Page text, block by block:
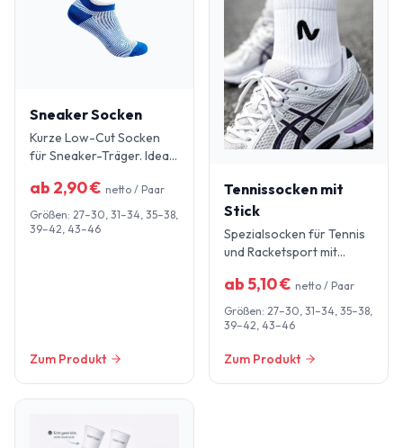
Sneaker Socken
Kurze Low-Cut Socken
für Sneaker-Träger. Ideal
und modernes Branding.
ab 2,90€ netto / Paar
Größen: 27–30, 31–34, 35–38,
39–42, 43–46
Zum Produkt
Tennissocken mit
Stick
Spezialsocken für Tennis
und Racketsport mit
Polsterung für optimale
Performance.
ab5,10€ netto / Paar
Größen: 27–30, 31–34, 35–38,
39–42, 43–46
Zum Produkt